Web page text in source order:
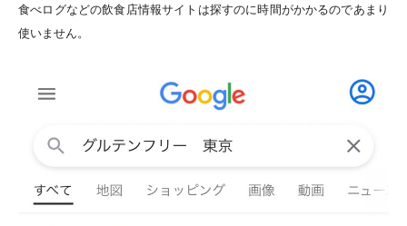
食べログなどの飲食店情報サイトは探すのに時間がかかるのであまり
使いません。